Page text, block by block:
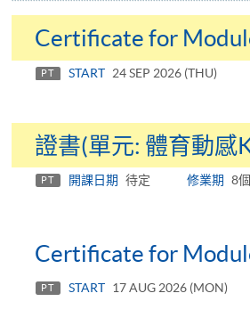
Certificate for
PT START 24 SEP 2026 (THU)
證書(單元: 體育動感
PT 開課日期 待定 修業期 8
Certificate for
PT START 17 AUG 2026 (MON)